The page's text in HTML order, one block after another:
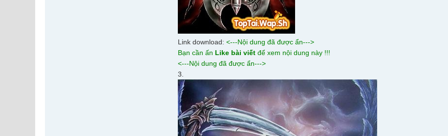
Link download:<---Nội dung đã được ẩn--->
Bạn cần ấn Like bài viết để xem nội dung này !!!
<---Nội dung đã được ẩn--->
3.